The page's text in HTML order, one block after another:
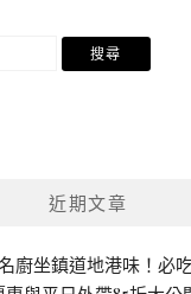
近期文章
廚坐鎮道地港味！必